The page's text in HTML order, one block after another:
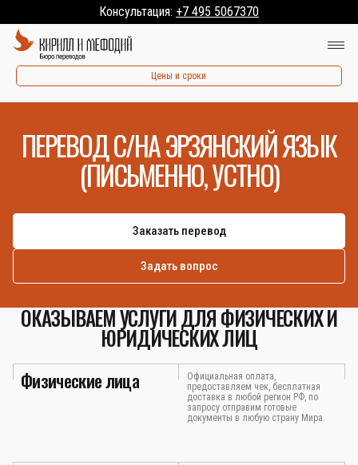
Консультация: +7 495 5067370
Цены и сроки
ПЕРЕВОД С/НА ЭРЗЯНСКИЙ ЯЗЫК
(ПИСЬМЕННО, УСТНО)
Заказать перевод
Задать вопрос
ОКАЗЫВАЕМ УСЛУГИ ДЛЯ ФИЗИЧЕСКИХ И
ЮРИДИЧЕСКИХ ЛИЦ
Физические лица
Официальная оплата,
предоставляем чек, бесплатная
доставка в любой регион РФ, по
запросу отправим готовые
документы в любую страну Мира.